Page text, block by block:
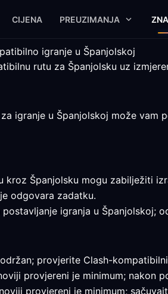
CIJENA PREUZIMANJA
igranje u Španjolskoj
rutu za Španjolsku uz
igranje u Španjolskoj može vam
kroz Španjolsku mogu zabilježiti
odgovara zadatku.
igranja u Španjolskoj;
provjerite Clash-
provjereni je minimum; nakon
noviji provjereni je minimum;